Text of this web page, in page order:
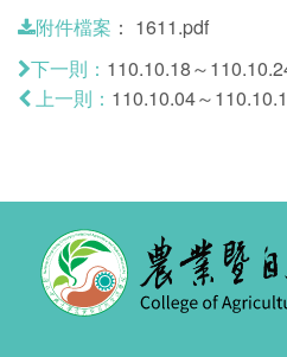
附件檔案 ： 1611.pdf
下一則： 110.10.18～
上一則： 110.10.04～